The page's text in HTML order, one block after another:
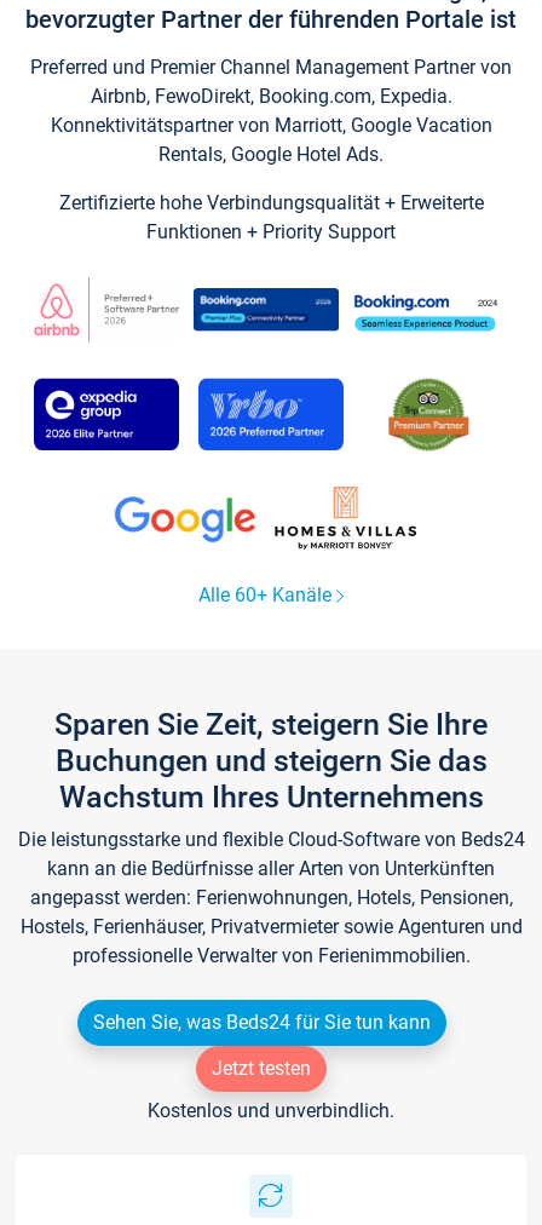
bevorzugter Partner der führenden Portale ist
Preferred und Premier Channel Management Partner von
Airbnb, FewoDirekt, Booking.com, Expedia.
Konnektivitätspartner von Marriott, Google Vacation
Rentals, Google Hotel Ads.
Zertifizierte hohe Verbindungsqualität + Erweiterte
Funktionen + Priority Support
Alle 60+ Kanäle
Sparen Sie Zeit, steigern Sie Ihre
Buchungen und steigern Sie das
Wachstum Ihres Unternehmens
Die leistungsstarke und flexible Cloud-Software von Beds24
kann an die Bedürfnisse aller Arten von Unterkünften
angepasst werden: Ferienwohnungen, Hotels, Pensionen,
Hostels, Ferienhäuser, Privatvermieter sowie Agenturen und
professionelle Verwalter von Ferienimmobilien.
Sehen Sie, was Beds24 für Sie tun kann
Jetzt testen
Kostenlos und unverbindlich.